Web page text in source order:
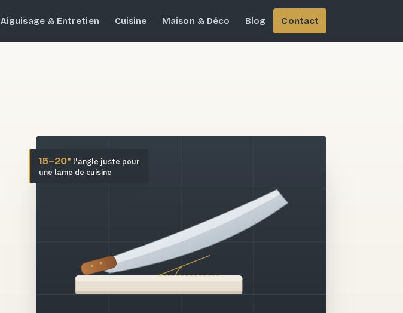
Aiguisage & Entretien Cuisine Maison & Déco Blog Contact
15–20° l'angle juste pour
une lame de cuisine